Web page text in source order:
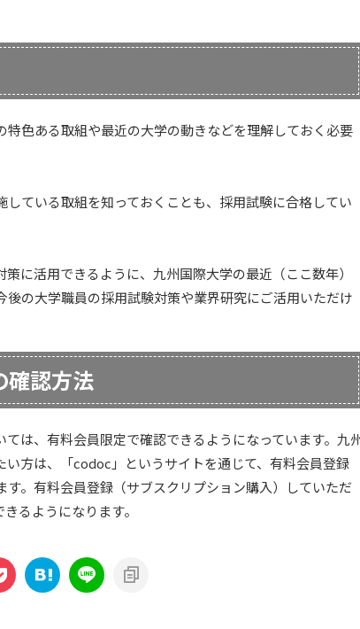
色ある取組や最近の大学の動きなどを理解しておく必要
ている取組を知っておくことも、採用試験に合格してい
に活用できるように、九州国際大学の最近（ここ数年）
の大学職員の採用試験対策や業界研究にご活用いただけ
確認方法
は、有料会員限定で確認できるようになっています。九
方は、「codoc」というサイトを通じて、有料会員登録
す。有料会員登録（サブスクリプション購入）していただ
るようになります。